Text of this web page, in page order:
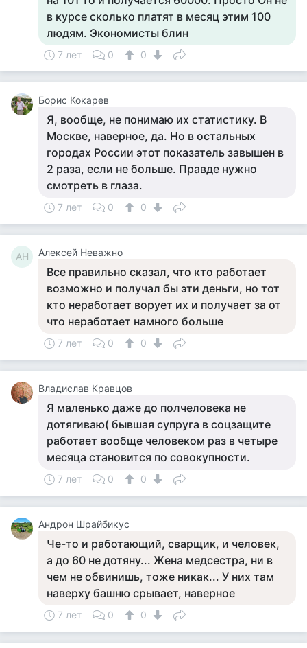
в курсе сколько платят в месяц этим 100
людям. Экономисты блин
7 лет 0 0
Борис Кокарев
Я, вообще, не понимаю их статистику. В
Москве, наверное, да. Но в остальных
городах России этот показатель завышен в
2 раза, если не больше. Правде нужно
смотреть в глаза.
7 лет 0 0
АН Алексей Неважно
Все правильно сказал, что кто работает
возможно и получал бы эти деньги, но тот
кто неработает ворует их и получает за от
что неработает намного больше
7 лет 0 0
Владислав Кравцов
Я маленько даже до полчеловека не
дотягиваю( бывшая супруга в соцзащите
работает вообще человеком раз в четыре
месяца становится по совокупности.
7 лет 0 0
Андрон Шрайбикус
Че-то и работающий, сварщик, и человек,
а до 60 не дотяну... Жена медсестра, ни в
чем не обвинишь, тоже никак... У них там
наверху башню срывает, наверное
7 лет 0 0